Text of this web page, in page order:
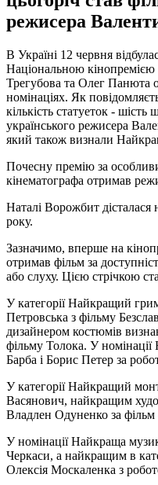
режисера
В Україні 12 червня
Національною кінопремією
Трегубова та Олег Панюта
номінаціях. Як
кількість статуеток - шість
українського режисера
який також визнали
Почесну премію за
кінематографа отримав
Наталі Ворожбит дісталася
року.
Зазначимо, вперше на
отримав фільм за
або слуху. Цією стрічкою
У категорії Найкращий
Петровська з фільму
дизайнером костюмів
фільму Толока. У
Барба і Борис Петер за
У категорії Найкращий
Васянович, найкращим
Владлен Одуненко за фільм
У номінації Найкраща
Черкаси, а найкращим в
Олексія Москаленка з